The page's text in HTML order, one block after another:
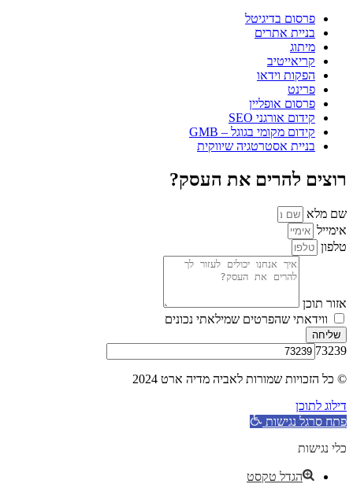
פרסום בדיגיטל
בניית אתרים
מיתוג
קריאייטיב
הפקות וידאו
פרינט
פרסום אופליין
קידום אורגני SEO
קידום מקומי בגוגל – GMB
בניית אסטרטגיה שיווקית
רוצים להרים את העסק?
שם מלא
אימייל
טלפון
אזור תוכן
ווידאתי שהפרטים שמילאתי נכונים
שליחה
73239
© כל הזכויות שמורות לאביה מדיה ארט 2024
דילוג לתוכן
פתח סרגל נגישות
כלי נגישות
הגדל טקסט